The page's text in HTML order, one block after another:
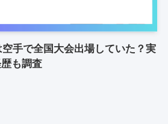
空手で全国大会出場していた？実
も調査